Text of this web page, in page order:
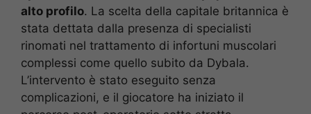
alto profilo. La scelta della capitale britannica è
stata dettata dalla presenza di specialisti
rinomati nel trattamento di infortuni muscolari
complessi come quello subito da Dybala.
L’intervento è stato eseguito senza
complicazioni, e il giocatore ha iniziato il